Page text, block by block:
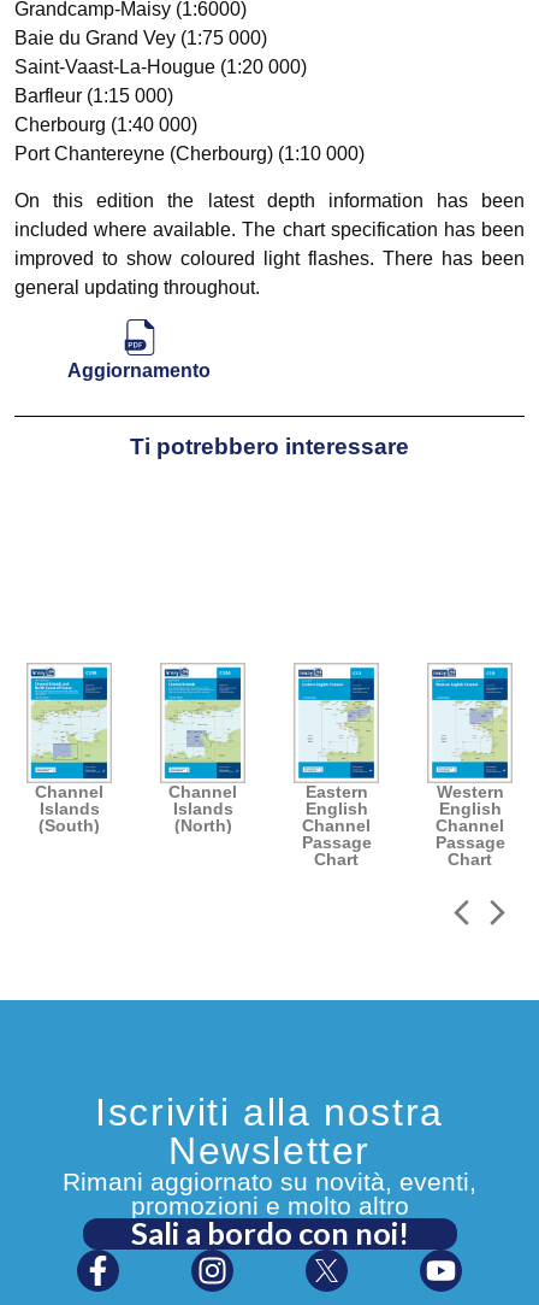
Grandcamp-Maisy (1:6000)
Baie du Grand Vey (1:75 000)
Saint-Vaast-La-Hougue (1:20 000)
Barfleur (1:15 000)
Cherbourg (1:40 000)
Port Chantereyne (Cherbourg) (1:10 000)
On this edition the latest depth information has been
included where available. The chart specification has been
improved to show coloured light flashes. There has been
general updating throughout.
Aggiornamento
Ti potrebbero interessare
Channel
Islands
(South)
Channel
Islands
(North)
Eastern
English
Channel
Passage
Chart
Western
English
Channel
Passage
Chart
Iscriviti alla nostra
Newsletter
Rimani aggiornato su novità, eventi,
promozioni e molto altro
Sali a bordo con noi!